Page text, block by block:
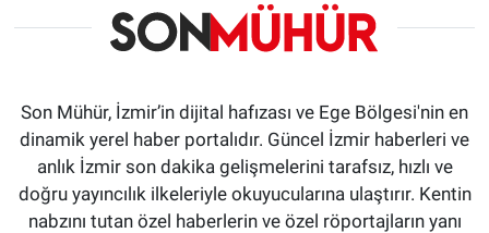
Son Mühür, İzmir’in dijital hafızası ve Ege Bölgesi'nin en
dinamik yerel haber portalıdır. Güncel İzmir haberleri ve
anlık İzmir son dakika gelişmelerini tarafsız, hızlı ve
doğru yayıncılık ilkeleriyle okuyucularına ulaştırır. Kentin
nabzını tutan özel haberlerin ve özel röportajların yanı